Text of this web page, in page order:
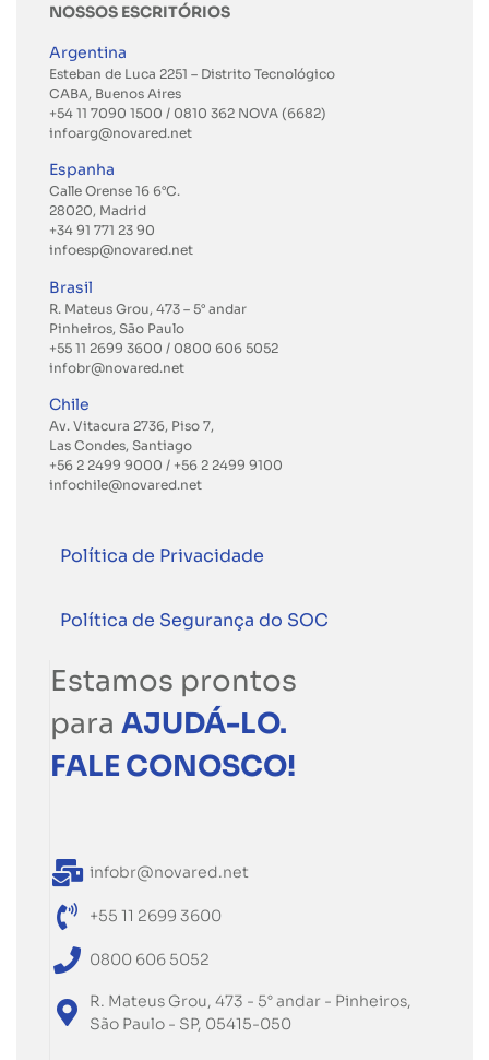
NOSSOS ESCRITÓRIOS
Argentina
Esteban de Luca 2251 – Distrito Tecnológico
CABA, Buenos Aires
+54 11 7090 1500 / 0810 362 NOVA (6682)
infoarg@novared.net
Espanha
Calle Orense 16 6°C.
28020, Madrid
+34 91 771 23 90
infoesp@novared.net
Brasil
R. Mateus Grou, 473 – 5° andar
Pinheiros, São Paulo
+55 11 2699 3600 / 0800 606 5052
infobr@novared.net
Chile
Av. Vitacura 2736, Piso 7,
Las Condes, Santiago
+56 2 2499 9000 / +56 2 2499 9100
infochile@novared.net
Política de Privacidade
Política de Segurança do SOC
Estamos prontos
para AJUDÁ-LO.
FALE CONOSCO!
infobr@novared.net
+55 11 2699 3600
0800 606 5052
R. Mateus Grou, 473 - 5° andar - Pinheiros,
São Paulo - SP, 05415-050